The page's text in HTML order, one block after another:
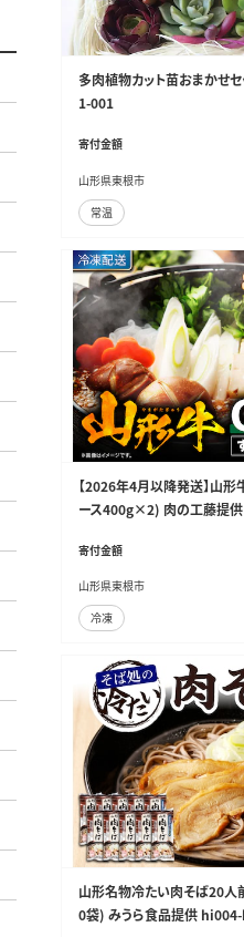
多肉植物カット苗おまかせ
1-001
寄付金額
山形県東根市
常温
【2026年4月以降発送】山形
ース400g×2) 肉の工藤提
寄付金額
山形県東根市
冷凍
山形名物冷たい肉そば20
0袋) みうら食品提供